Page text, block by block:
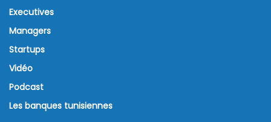
Executives
Managers
Startups
Vidéo
Podcast
Les banques tunisiennes